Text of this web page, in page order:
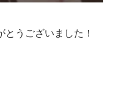
うございました！